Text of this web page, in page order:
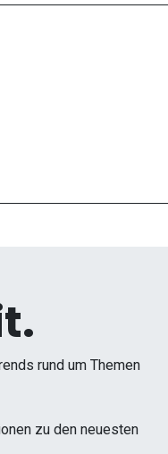
rund um Themen
zu den neuesten